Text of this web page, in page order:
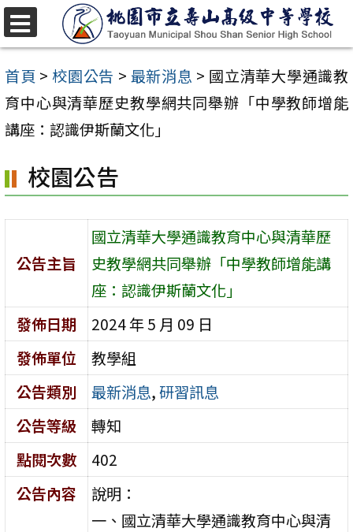
跳
至
主
要
內
區
首頁 > 校園公告 > 最新消息 > 國立清華大學通識教
育中心與清華歷史教學網共同舉辦「中學教師增能
講座：認識伊斯蘭文化」
校園公告
公告主旨
國立清華大學通識教育中心與清華歷
史教學網共同舉辦「中學教師增能講
座：認識伊斯蘭文化」
發佈日期
2024 年 5 月 09 日
發佈單位
教學組
公告類別
最新消息,研習訊息
公告等級
轉知
點閱次數
402
公告內容
說明：
一、國立清華大學通識教育中心與清
選
單